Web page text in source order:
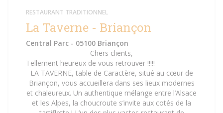
RESTAURANT TRADITIONNEL
La Taverne - Briançon
Central Parc - 05100 Briançon
Chers clients,
Tellement heureux de vous retrouver !!!!!
LA TAVERNE, table de Caractère, situé au cœur de
Briançon, vous accueillera dans ses lieux modernes
et chaleureux. Un authentique mélange entre l’Alsace
et les Alpes, la choucroute s’invite aux cotés de la